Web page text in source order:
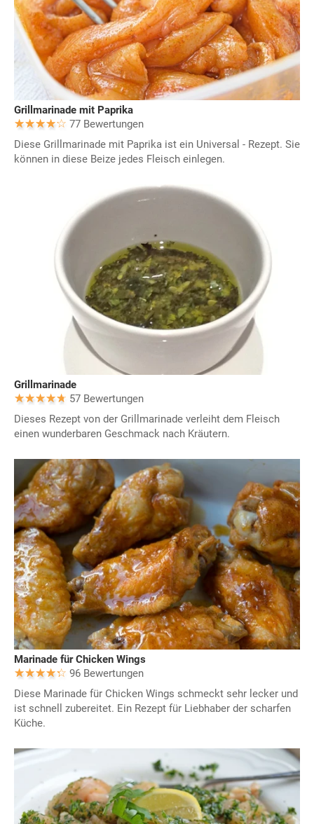
Grillmarinade mit Paprika
77 Bewertungen
Diese Grillmarinade mit Paprika ist ein Universal - Rezept. Sie
können in diese Beize jedes Fleisch einlegen.
Grillmarinade
57 Bewertungen
Dieses Rezept von der Grillmarinade verleiht dem Fleisch
einen wunderbaren Geschmack nach Kräutern.
Marinade für Chicken Wings
96 Bewertungen
Diese Marinade für Chicken Wings schmeckt sehr lecker und
ist schnell zubereitet. Ein Rezept für Liebhaber der scharfen
Küche.